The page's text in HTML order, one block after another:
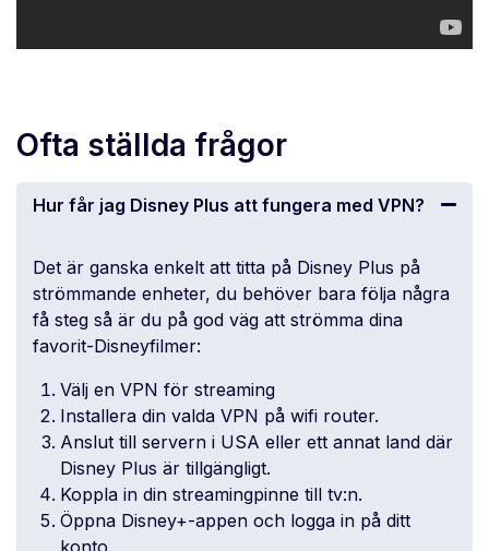
Ofta ställda frågor
Hur får jag Disney Plus att fungera med VPN?
Det är ganska enkelt att titta på Disney Plus på
strömmande enheter, du behöver bara följa några
få steg så är du på god väg att strömma dina
favorit-Disneyfilmer:
Välj en VPN för streaming
Installera din valda VPN på wifi router.
Anslut till servern i USA eller ett annat land där
Disney Plus är tillgängligt.
Koppla in din streamingpinne till tv:n.
Öppna Disney+-appen och logga in på ditt
konto.